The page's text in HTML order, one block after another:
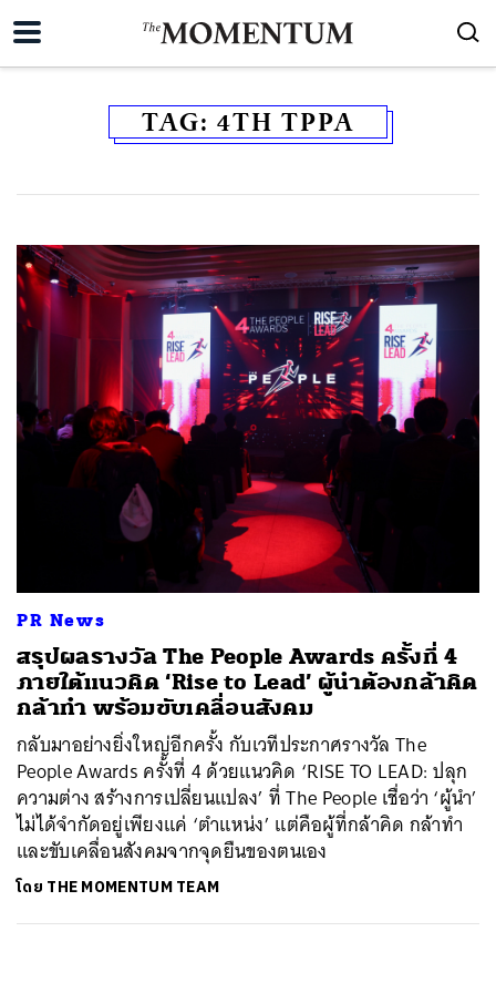
TAG: 4TH TPPA
PR News
สรุปผลรางวัล The People Awards ครั้งที่ 4
ภายใต้แนวคิด ‘Rise to Lead’ ผู้นำต้องกล้าคิด
กล้าทำ พร้อมขับเคลื่อนสังคม
กลับมาอย่างยิ่งใหญ่อีกครั้ง กับเวทีประกาศรางวัล The
People Awards ครั้งที่ 4 ด้วยแนวคิด ‘RISE TO LEAD: ปลุก
ความต่าง สร้างการเปลี่ยนแปลง’ ที่ The People เชื่อว่า ‘ผู้นำ’
ไม่ได้จำกัดอยู่เพียงแค่ ‘ตำแหน่ง’ แต่คือผู้ที่กล้าคิด กล้าทำ
และขับเคลื่อนสังคมจากจุดยืนของตนเอง
โดย THE MOMENTUM TEAM